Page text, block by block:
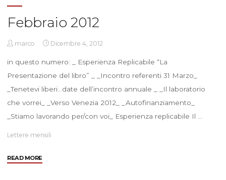
Febbraio 2012
marco Dicembre 4, 2012
in questo numero: _ Esperienza Replicabile “La
Presentazione del libro” _ _Incontro referenti 31 Marzo_
_Tenetevi liberi…date dell’incontro annuale _ _Il laboratorio
che vorrei_ _Verso Venezia 2012_ _Autofinanziamento_
_Stiamo lavorando per/con voi_ Esperienza replicabile Il …
Lettere mensili
READ MORE"Febbraio